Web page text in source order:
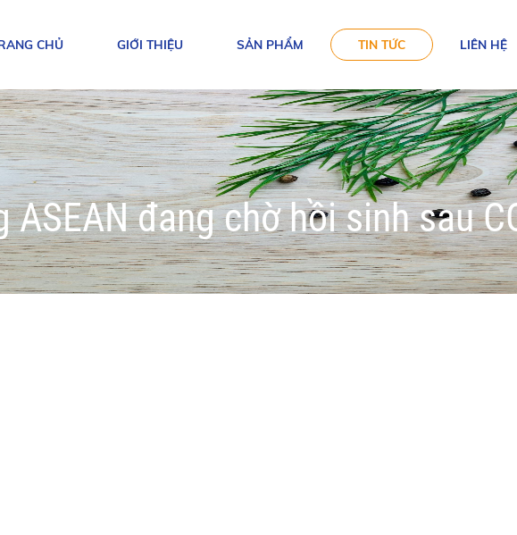
CHỦ GIỚI THIỆU SẢN PHẨM TIN TỨC LIÊN HỆ
đang chờ hồi sinh sau